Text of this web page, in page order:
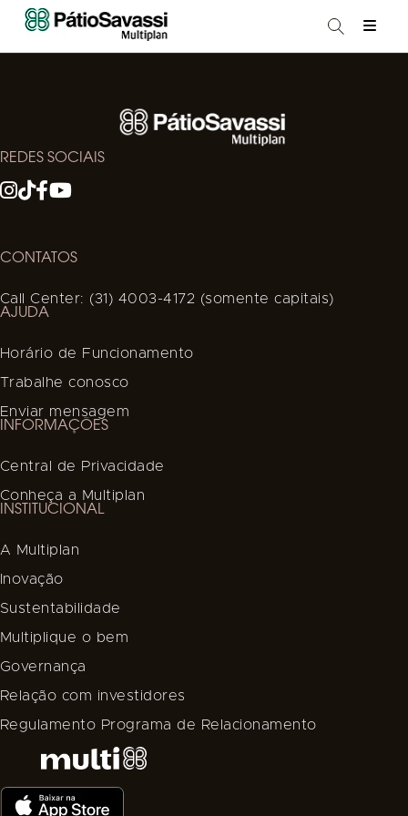
REDES SOCIAIS
CONTATOS
Call Center: (31) 4003-4172 (somente capitais)
AJUDA
Horário de Funcionamento
Trabalhe conosco
Enviar mensagem
INFORMAÇÕES
Central de Privacidade
Conheça a Multiplan
INSTITUCIONAL
A Multiplan
Inovação
Sustentabilidade
Multiplique o bem
Governança
Relação com investidores
Regulamento Programa de Relacionamento